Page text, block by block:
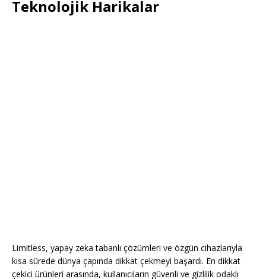
Teknolojik Harikalar
Limitless, yapay zeka tabanlı çözümleri ve özgün cihazlarıyla
kısa sürede dünya çapında dikkat çekmeyi başardı. En dikkat
çekici ürünleri arasında, kullanıcıların güvenli ve gizlilik odaklı